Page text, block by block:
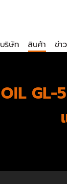
ริษัท สินค้า ข่า
OIL